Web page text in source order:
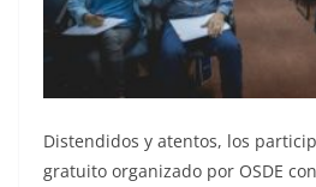
Distendidos y atentos, los
gratuito organizado por OSDE